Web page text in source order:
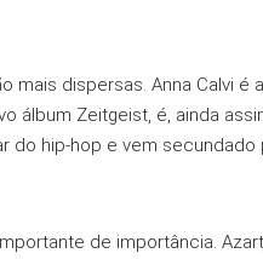
mais dispersas. Anna Calvi
álbum Zeitgeist, é, ainda
do hip-hop e vem
de importância.